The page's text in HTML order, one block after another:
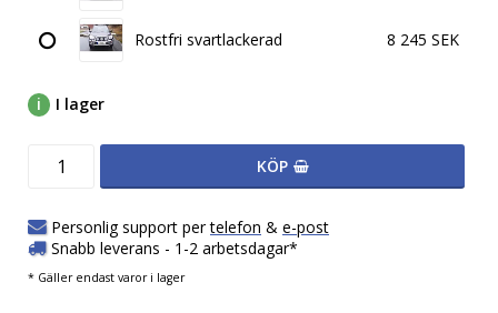
Rostfri svartlackerad 8 245 SEK
I lager
KÖP
Personlig support pertelefon & e-post
Snabb leverans - 1-2 arbetsdagar*
* Gäller endast varor i lager